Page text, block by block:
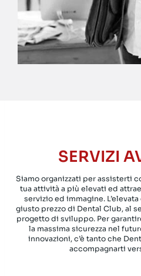
SERVIZI
Siamo organizzati per assisterti
tua attività a più elevati ed
servizio ed immagine.
giusto prezzo di Dental Club, al
progetto di sviluppo. Per
la massima sicurezza nel
innovazioni, c’è tanto che
accompagnarti